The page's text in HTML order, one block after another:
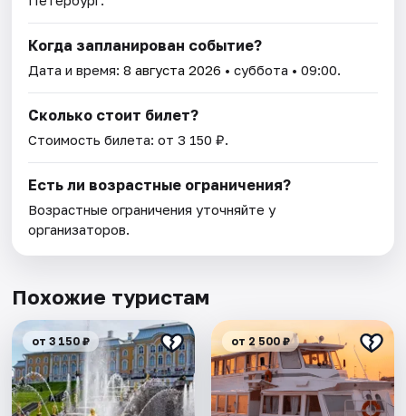
Когда запланирован событие?
Дата и время:8 августа 2026 • суббота • 09:00.
Сколько стоит билет?
Стоимость билета: от 3 150 ₽.
Есть ли возрастные ограничения?
Возрастные ограничения уточняйте у
организаторов.
Похожие туристам
от 3 150 ₽ от 2 500 ₽